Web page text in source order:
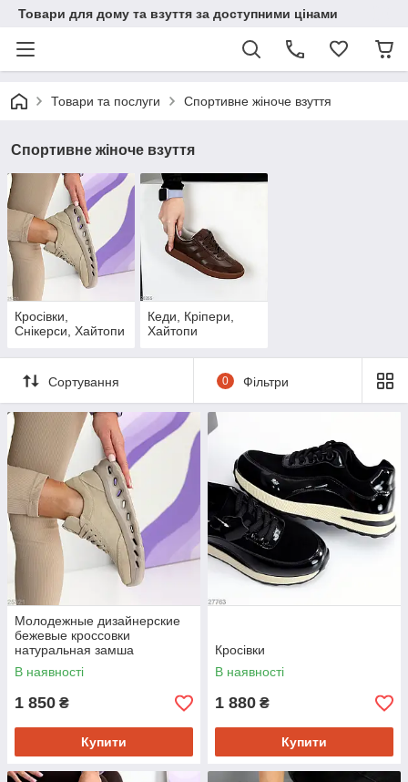
Товари для дому та взуття за доступними цінами
Товари та послуги Спортивне жіноче взуття
Спортивне жіноче взуття
Кросівки,
Снікерси, Хайтопи
Кеди, Кріпери,
Хайтопи
Сортування 0 Фільтри
Молодежные дизайнерские
бежевые кроссовки
натуральная замша
В наявності
1 850 ₴
Купити
Кросівки
В наявності
1 880 ₴
Купити